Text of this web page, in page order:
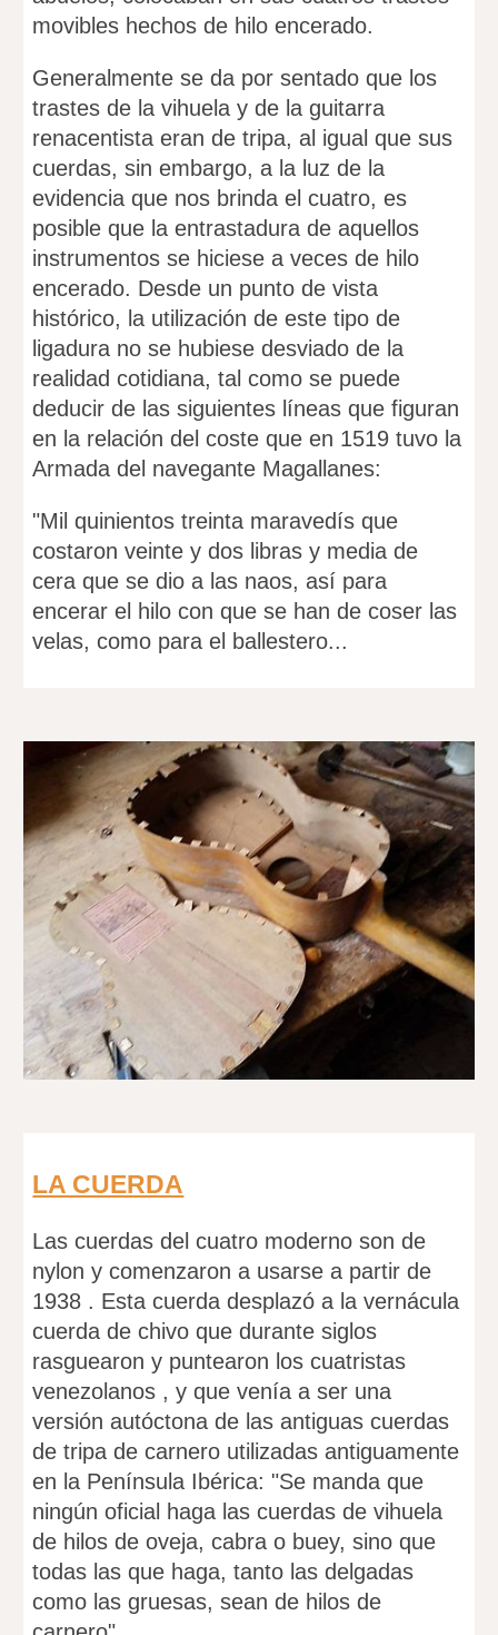
movibles hechos de hilo encerado.
Generalmente se da por sentado que los
trastes de la vihuela y de la guitarra
renacentista eran de tripa, al igual que sus
cuerdas, sin embargo, a la luz de la
evidencia que nos brinda el cuatro, es
posible que la entrastadura de aquellos
instrumentos se hiciese a veces de hilo
encerado. Desde un punto de vista
histórico, la utilización de este tipo de
ligadura no se hubiese desviado de la
realidad cotidiana, tal como se puede
deducir de las siguientes líneas que figuran
en la relación del coste que en 1519 tuvo la
Armada del navegante Magallanes:
"Mil quinientos treinta maravedís que
costaron veinte y dos libras y media de
cera que se dio a las naos, así para
encerar el hilo con que se han de coser las
velas, como para el ballestero...
LA CUERDA
Las cuerdas del cuatro moderno son de
nylon y comenzaron a usarse a partir de
1938 . Esta cuerda desplazó a la vernácula
cuerda de chivo que durante siglos
rasguearon y puntearon los cuatristas
venezolanos , y que venía a ser una
versión autóctona de las antiguas cuerdas
de tripa de carnero utilizadas antiguamente
en la Península Ibérica: "Se manda que
ningún oficial haga las cuerdas de vihuela
de hilos de oveja, cabra o buey, sino que
todas las que haga, tanto las delgadas
como las gruesas, sean de hilos de